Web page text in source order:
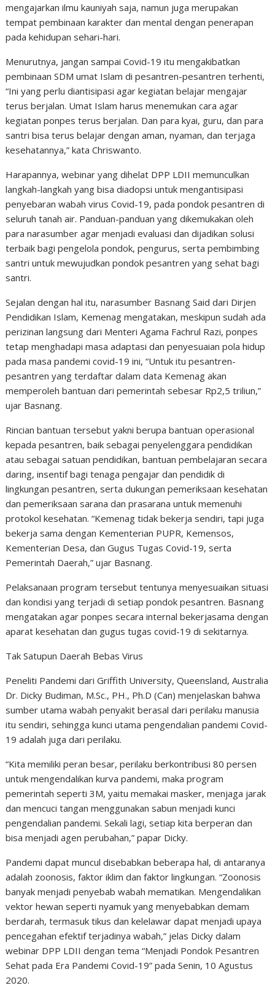
mengajarkan ilmu kauniyah saja, namun juga merupakan
tempat pembinaan karakter dan mental dengan penerapan
pada kehidupan sehari-hari.
Menurutnya, jangan sampai Covid-19 itu mengakibatkan
pembinaan SDM umat Islam di pesantren-pesantren terhenti,
“Ini yang perlu diantisipasi agar kegiatan belajar mengajar
terus berjalan. Umat Islam harus menemukan cara agar
kegiatan ponpes terus berjalan. Dan para kyai, guru, dan para
santri bisa terus belajar dengan aman, nyaman, dan terjaga
kesehatannya,” kata Chriswanto.
Harapannya, webinar yang dihelat DPP LDII memunculkan
langkah-langkah yang bisa diadopsi untuk mengantisipasi
penyebaran wabah virus Covid-19, pada pondok pesantren di
seluruh tanah air. Panduan-panduan yang dikemukakan oleh
para narasumber agar menjadi evaluasi dan dijadikan solusi
terbaik bagi pengelola pondok, pengurus, serta pembimbing
santri untuk mewujudkan pondok pesantren yang sehat bagi
santri.
Sejalan dengan hal itu, narasumber Basnang Said dari Dirjen
Pendidikan Islam, Kemenag mengatakan, meskipun sudah ada
perizinan langsung dari Menteri Agama Fachrul Razi, ponpes
tetap menghadapi masa adaptasi dan penyesuaian pola hidup
pada masa pandemi covid-19 ini, “Untuk itu pesantren-
pesantren yang terdaftar dalam data Kemenag akan
memperoleh bantuan dari pemerintah sebesar Rp2,5 triliun,”
ujar Basnang.
Rincian bantuan tersebut yakni berupa bantuan operasional
kepada pesantren, baik sebagai penyelenggara pendidikan
atau sebagai satuan pendidikan, bantuan pembelajaran secara
daring, insentif bagi tenaga pengajar dan pendidik di
lingkungan pesantren, serta dukungan pemeriksaan kesehatan
dan pemeriksaan sarana dan prasarana untuk memenuhi
protokol kesehatan. “Kemenag tidak bekerja sendiri, tapi juga
bekerja sama dengan Kementerian PUPR, Kemensos,
Kementerian Desa, dan Gugus Tugas Covid-19, serta
Pemerintah Daerah,” ujar Basnang.
Pelaksanaan program tersebut tentunya menyesuaikan situasi
dan kondisi yang terjadi di setiap pondok pesantren. Basnang
mengatakan agar ponpes secara internal bekerjasama dengan
aparat kesehatan dan gugus tugas covid-19 di sekitarnya.
Tak Satupun Daerah Bebas Virus
Peneliti Pandemi dari Griffith University, Queensland, Australia
Dr. Dicky Budiman, M.Sc., PH., Ph.D (Can) menjelaskan bahwa
sumber utama wabah penyakit berasal dari perilaku manusia
itu sendiri, sehingga kunci utama pengendalian pandemi Covid-
19 adalah juga dari perilaku.
“Kita memiliki peran besar, perilaku berkontribusi 80 persen
untuk mengendalikan kurva pandemi, maka program
pemerintah seperti 3M, yaitu memakai masker, menjaga jarak
dan mencuci tangan menggunakan sabun menjadi kunci
pengendalian pandemi. Sekali lagi, setiap kita berperan dan
bisa menjadi agen perubahan,” papar Dicky.
Pandemi dapat muncul disebabkan beberapa hal, di antaranya
adalah zoonosis, faktor iklim dan faktor lingkungan. “Zoonosis
banyak menjadi penyebab wabah mematikan. Mengendalikan
vektor hewan seperti nyamuk yang menyebabkan demam
berdarah, termasuk tikus dan kelelawar dapat menjadi upaya
pencegahan efektif terjadinya wabah,” jelas Dicky dalam
webinar DPP LDII dengan tema “Menjadi Pondok Pesantren
Sehat pada Era Pandemi Covid-19” pada Senin, 10 Agustus
2020.